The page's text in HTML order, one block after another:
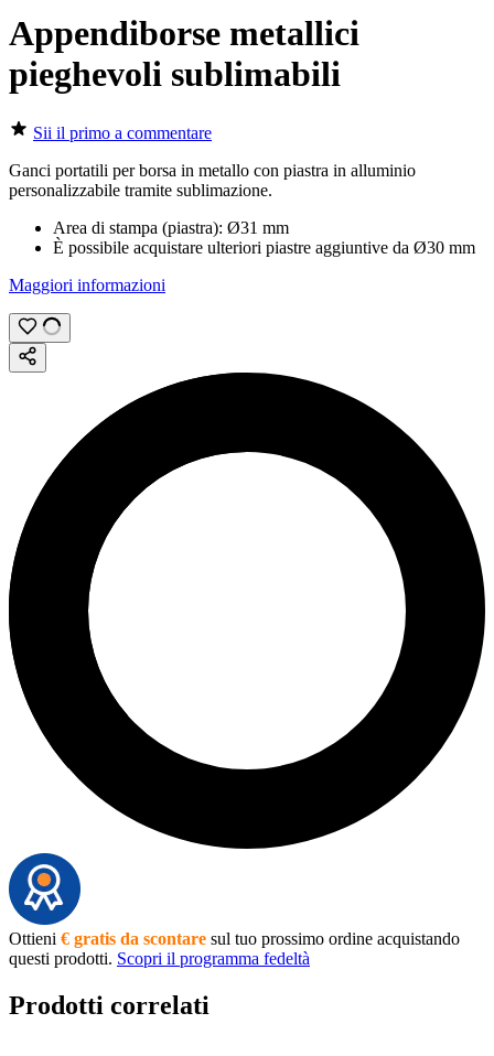
Appendiborse metallici
pieghevoli sublimabili
Sii il primo a commentare
Ganci portatili per borsa in metallo con piastra in alluminio
personalizzabile tramite sublimazione.
Area di stampa (piastra): Ø31 mm
È possibile acquistare ulteriori piastre aggiuntive da Ø30 mm
Maggiori informazioni
Ottieni € gratis da scontare sul tuo prossimo ordine acquistando
questi prodotti. Scopri il programma fedeltà
Prodotti correlati